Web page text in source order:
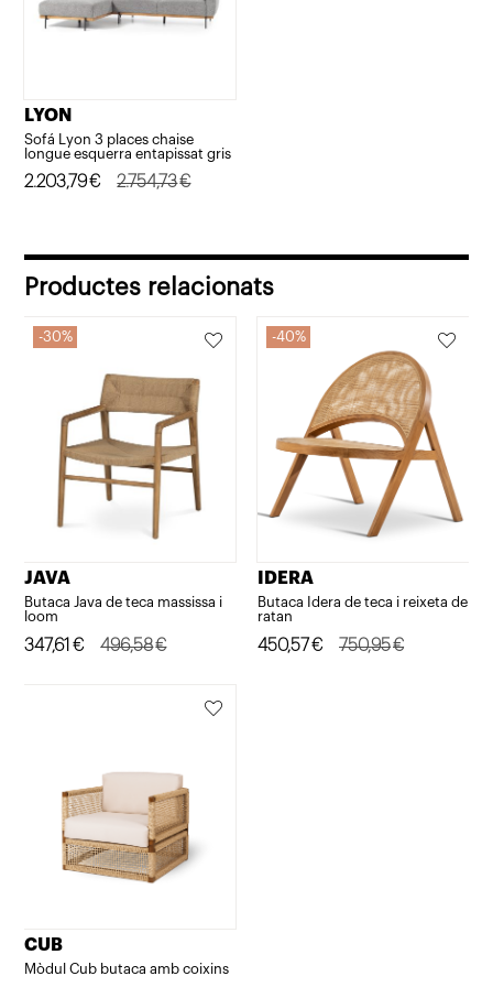
LYON
Sofá Lyon 3 places chaise
longue esquerra entapissat gris
2.754,73€
El
2.754,73€.
2.203,79€
El
2.203,79€.
Productes relacionats
30%
JAVA
Butaca Java de teca massissa i
loom
496,58€
El
347,61 €
El
40%
IDERA
Butaca Idera de teca i reixeta de
ratan
750,95€
El
450,57€
El
CUB
Mòdul Cub butaca amb coixins